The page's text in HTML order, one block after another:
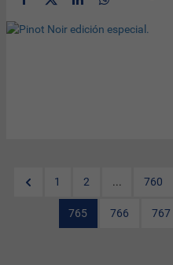
1 2 ... 760
765 766 767